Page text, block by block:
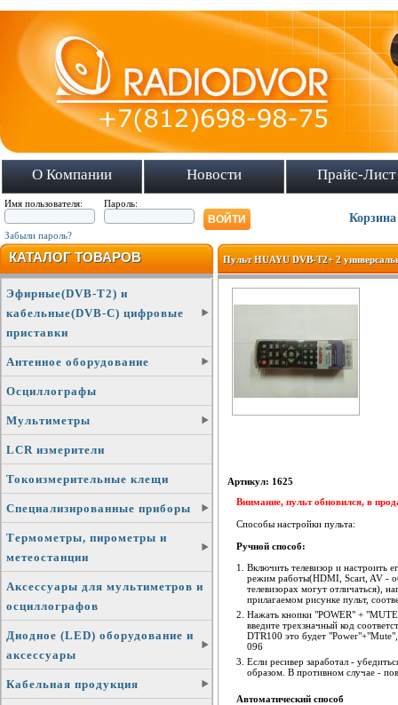
О Компании Новости Прайс-Лист
Имя пользователя: Пароль:
Забыли пароль?
Корзина
КАТАЛОГ ТОВАРОВ
Эфирные(DVB-T2) и
кабельные(DVB-C) цифровые
приставки
Антенное оборудование
Осциллографы
Мультиметры
LCR измерители
Токоизмерительные клещи
Специализированные приборы
Термометры, пирометры и
метеостанции
Аксессуары для мультиметров и
осциллографов
Диодное (LED) оборудование и
аксессуары
Кабельная продукция
Пульт HUAYU DVB-T2+ 2
Артикул: 1625
Внимание, пульт обновился, в
Способы настройки пульта:
Ручной способ:
Включить телевизор и настроить
режим работы(HDMI, Scart, AV -
телевизорах могут отличаться),
прилагаемом рисунке пульт,
Нажать кнопки "POWER" +
введите трехзначный код
DTR100 это будет
096
Если ресивер заработал -
образом. В противном случае -
Автоматический способ